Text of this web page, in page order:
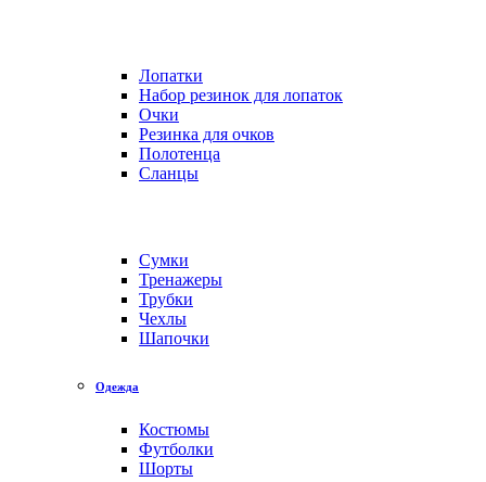
Лопатки
Набор резинок для лопаток
Очки
Резинка для очков
Полотенца
Сланцы
Сумки
Тренажеры
Трубки
Чехлы
Шапочки
Одежда
Костюмы
Футболки
Шорты